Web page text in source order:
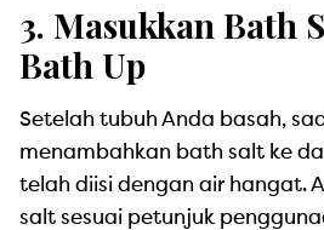
3. Masukkan Bath
Bath Up
Setelah tubuh Anda basah,
menambahkan bath salt ke
telah diisi dengan air hangat.
salt sesuai petunjuk